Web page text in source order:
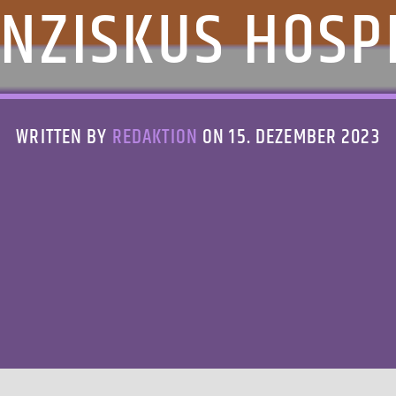
WRITTEN BY REDAKTION ON 15. DEZEMBER 2023